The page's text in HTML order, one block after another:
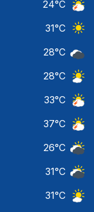
24°C
31°C
28°C
28°C
33°C
37°C
26°C
31°C
31°C